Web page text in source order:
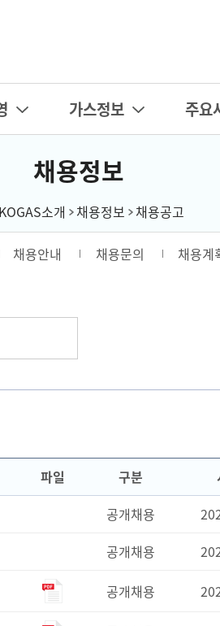
가스정보 주요
채용정보
KOGAS소개 채용정보 채용공고
채용안내 채용문의
채용계
파일 구분
공개채용
공개채용
공개채용